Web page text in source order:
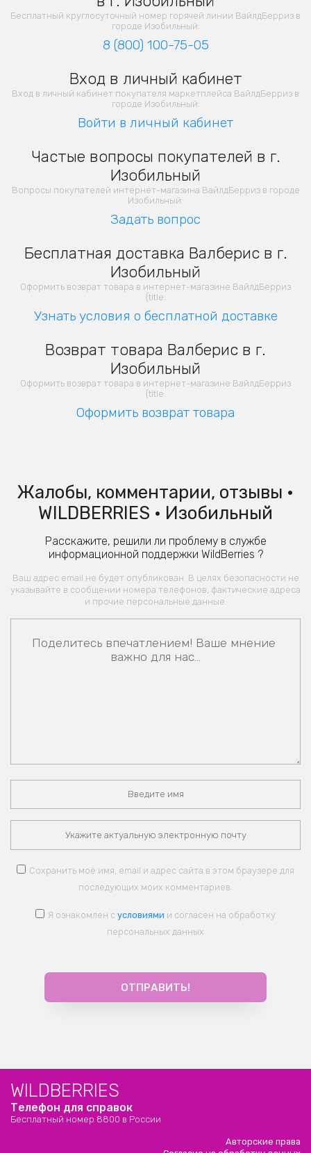
Бесплатный круглосуточный номер горячей линии ВайлдБерриз в
городе Изобильный:
8 (800) 100-75-05
Вход в личный кабинет
Вход в личный кабинет покупателя маркетплейса ВайлдБерриз в
городе Изобильный:
Войти в личный кабинет
Частые вопросы покупателей в г.
Изобильный
Вопросы покупателей интернет-магазина ВайлдБерриз в городе
Изобильный:
Задать вопрос
Бесплатная доставка Валберис в г.
Изобильный
Оформить возврат товара в интернет-магазине ВайлдБерриз
{title:
Узнать условия о бесплатной доставке
Возврат товара Валберис в г.
Изобильный
Оформить возврат товара в интернет-магазине ВайлдБерриз
{title:
Оформить возврат товара
Жалобы, комментарии, отзывы •
WILDBERRIES • Изобильный
Расскажите, решили ли проблему в службе
информационной поддержки WildBerries ?
Ваш адрес email не будет опубликован. В целях безопасности не
указывайте в сообщении номера телефонов, фактические адреса
и прочие персональные данные.
Сохранить моё имя, email и адрес сайта в этом браузере для
последующих моих комментариев.
Я ознакомлен с условиями и согласен на обработку
персональных данных
WILDBERRIES
Телефон для справок
Бесплатный номер 8800 в России
Авторские права